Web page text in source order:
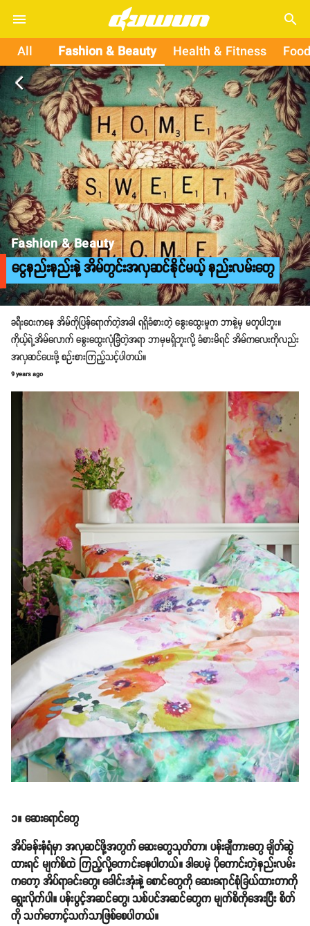
search
All Fashion & Beauty Health & Fitness
arrow_back_ios
Fashion & Beauty
ငွေနည်းနည်းနဲ့ အိမ်တွင်းအလှဆင်နိုင်မယ့် နည်းလမ်းတွေ
ခရီးဝေးကနေ အိမ်ကိုပြန်ရောက်တဲ့အခါ ရရှိခံစားတဲ့ နွေးထွေးမှုက ဘာနဲ့မှ မတူပါဘူး။
ကိုယ့်ရဲ့အိမ်လောက် နွေးထွေးလုံခြုံတဲ့အရာ ဘာမှမရှိဘူးလို့ ခံစားမိရင် အိမ်ကလေးကိုလည်း
အလှဆင်ပေးဖို့ စဉ်းစားကြည့်သင့်ပါတယ်။
9 years ago
၁။ ဆေးရောင်တွေ
အိပ်ခန်းနံရံမှာ အလှဆင်ဖို့အတွက် ဆေးတွေသုတ်တာ၊ ပန်းချီကားတွေ ချိတ်ဆွဲ
ထားရင် မျက်စိထဲ ကြည့်လို့ကောင်းနေပါတယ်။ ဒါပေမဲ့ ပိုကောင်းတဲ့နည်းလမ်း
ကတော့ အိပ်ရာခင်းတွေ၊ ခေါင်းအုံးနဲ့ စောင်တွေကို ဆေးရောင်စုံခြယ်ထားတာကို
ရွေးလိုက်ပါ။ ပန်းပွင့်အဆင်တွေ၊ သစ်ပင်အဆင်တွေက မျက်စိကိုအေးပြီး စိတ်
ကို သက်တောင့်သက်သာဖြစ်စေပါတယ်။